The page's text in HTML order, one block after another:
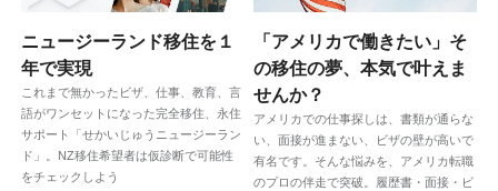
ニュージーランド移住を１
年で実現
これまで無かったビザ、仕事、教育、言
語がワンセットになった完全移住、永住
サポート「せかいじゅうニュージーラン
ド」。NZ移住希望者は仮診断で可能性
をチェックしよう
「アメリカで働きたい」そ
の移住の夢、本気で叶えま
せんか？
アメリカでの仕事探しは、書類が通らな
い、面接が進まない、ビザの壁が高いで
有名です。そんな悩みを、アメリカ転職
のプロの伴走で突破。履歴書・面接・ビ